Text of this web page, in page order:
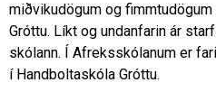
miðvikudögum og
Gróttu. Líkt og undanfarin ár
skólann. Í Afreksskólanum er
í Handboltaskóla Gróttu.